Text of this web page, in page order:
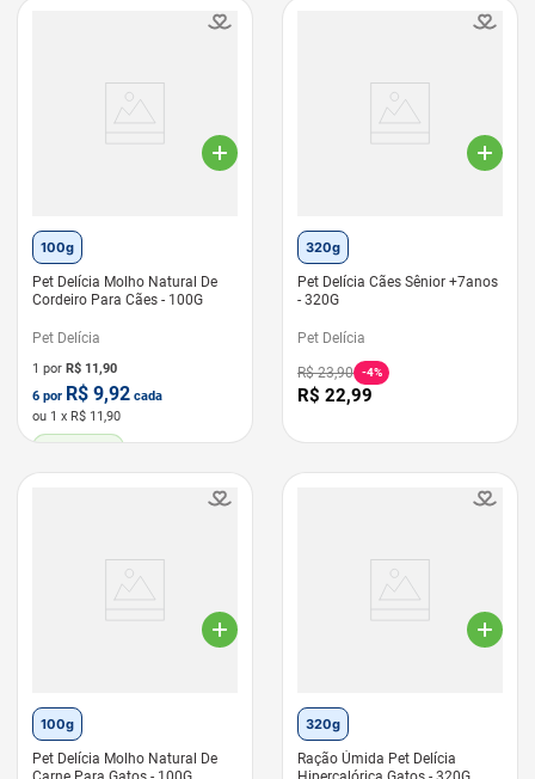
100g
Pet Delícia Molho Natural De
Cordeiro Para Cães - 100G
Pet Delícia
1 por R$ 11,90
6 por R$ 9,92 cada
ou 1 x R$ 11,90
320g
Pet Delícia Cães Sênior +7anos
- 320G
Pet Delícia
R$ 23,90 -4%
R$ 22,99
100g
Pet Delícia Molho Natural De
320g
Ração Úmida Pet Delícia